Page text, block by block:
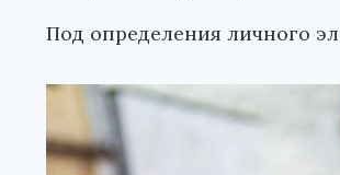
Под определения личного